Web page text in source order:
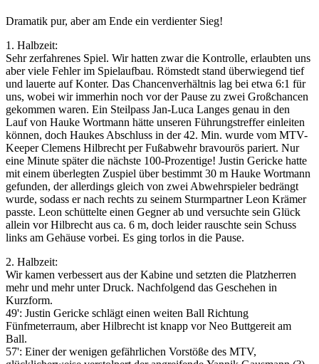
Dramatik pur, aber am Ende ein verdienter Sieg!
1. Halbzeit:
Sehr zerfahrenes Spiel. Wir hatten zwar die Kontrolle, erlaubten uns
aber viele Fehler im Spielaufbau. Römstedt stand überwiegend tief
und lauerte auf Konter. Das Chancenverhältnis lag bei etwa 6:1 für
uns, wobei wir immerhin noch vor der Pause zu zwei Großchancen
gekommen waren. Ein Steilpass Jan-Luca Langes genau in den
Lauf von Hauke Wortmann hätte unseren Führungstreffer einleiten
können, doch Haukes Abschluss in der 42. Min. wurde vom MTV-
Keeper Clemens Hilbrecht per Fußabwehr bravourös pariert. Nur
eine Minute später die nächste 100-Prozentige! Justin Gericke hatte
mit einem überlegten Zuspiel über bestimmt 30 m Hauke Wortmann
gefunden, der allerdings gleich von zwei Abwehrspieler bedrängt
wurde, sodass er nach rechts zu seinem Sturmpartner Leon Krämer
passte. Leon schüttelte einen Gegner ab und versuchte sein Glück
allein vor Hilbrecht aus ca. 6 m, doch leider rauschte sein Schuss
links am Gehäuse vorbei. Es ging torlos in die Pause.
2. Halbzeit:
Wir kamen verbessert aus der Kabine und setzten die Platzherren
mehr und mehr unter Druck. Nachfolgend das Geschehen in
Kurzform.
49': Justin Gericke schlägt einen weiten Ball Richtung
Fünfmeterraum, aber Hilbrecht ist knapp vor Neo Buttgereit am
Ball.
57': Einer der wenigen gefährlichen Vorstöße des MTV,